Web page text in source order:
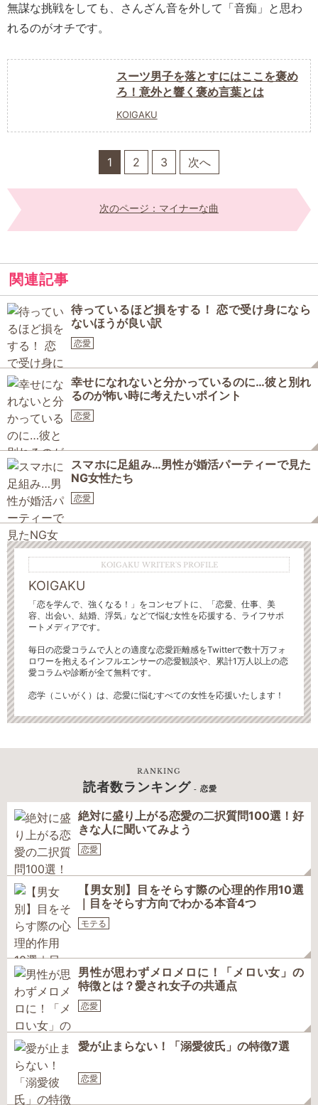
無謀な挑戦をしても、さんざん音を外して「音痴」と思わ
れるのがオチです。
スーツ男子を落とすにはここを褒め
ろ！意外と響く褒め言葉とは
KOIGAKU
1 2 3 次へ
次のページ：マイナーな曲
関連記事
待っているほど損をする！ 恋で受け身になら
ないほうが良い訳
恋愛
幸せになれないと分かっているのに…彼と別れ
るのが怖い時に考えたいポイント
恋愛
スマホに足組み…男性が婚活パーティーで見た
NG女性たち
恋愛
KOIGAKU WRITER'S PROFILE
KOIGAKU
「恋を学んで、強くなる！」をコンセプトに、「恋愛、仕事、美
容、出会い、結婚、浮気」などで悩む女性を応援する、ライフサポ
ートメディアです。
毎日の恋愛コラムで人との適度な恋愛距離感をTwitterで数十万フォ
ロワーを抱えるインフルエンサーの恋愛観談や、累計1万人以上の恋
愛コラムや診断が全て無料です。
恋学（こいがく）は、恋愛に悩むすべての女性を応援いたします！
RANKING
読者数ランキング - 恋愛
絶対に盛り上がる恋愛の二択質問100選！好
きな人に聞いてみよう
恋愛
【男女別】目をそらす際の心理的作用10選
｜目をそらす方向でわかる本音4つ
モテる
男性が思わずメロメロに！「メロい女」の
特徴とは？愛され女子の共通点
恋愛
愛が止まらない！「溺愛彼氏」の特徴7選
恋愛